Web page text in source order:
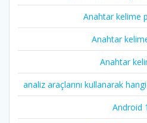
Anahtar kelime
Anahtar
Anahtar
analiz araçlarını kullanarak
Android